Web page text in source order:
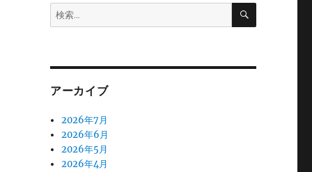
検
索:
検
アーカイブ
2026年7月
2026年6月
2026年5月
2026年4月